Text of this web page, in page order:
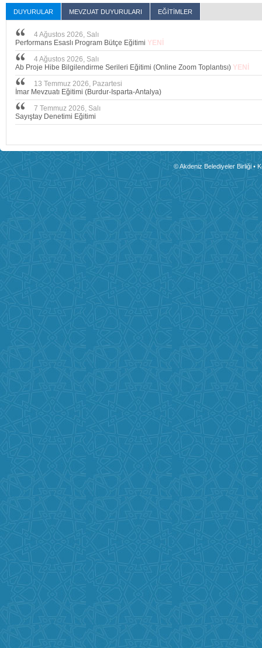
DUYURULAR MEVZUAT DUYURULARI EĞİTİMLER
4 Ağustos 2026, Salı
Performans Esaslı Program Bütçe Eğitimi YENİ
4 Ağustos 2026, Salı
Ab Proje Hibe Bilgilendirme Serileri Eğitimi (Online Zoom Toplantısı) YENİ
13 Temmuz 2026, Pazartesi
İmar Mevzuatı Eğitimi (Burdur-Isparta-Antalya)
7 Temmuz 2026, Salı
Sayıştay Denetimi Eğitimi
© Akdeniz Belediyeler Birliği •